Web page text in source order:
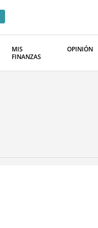
MIS
FINANZAS
OPINIÓN